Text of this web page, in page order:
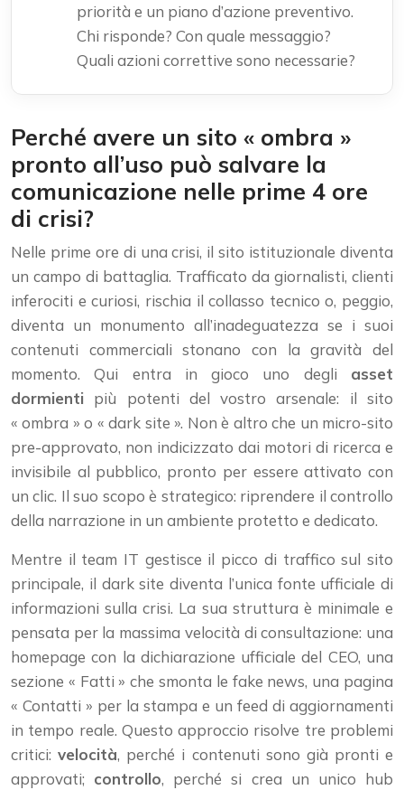
priorità e un piano d’azione preventivo.
Chi risponde? Con quale messaggio?
Quali azioni correttive sono necessarie?
Perché avere un sito « ombra »
pronto all’uso può salvare la
comunicazione nelle prime 4 ore
di crisi?
Nelle prime ore di una crisi, il sito istituzionale diventa
un campo di battaglia. Trafficato da giornalisti, clienti
inferociti e curiosi, rischia il collasso tecnico o, peggio,
diventa un monumento all’inadeguatezza se i suoi
contenuti commerciali stonano con la gravità del
momento. Qui entra in gioco uno degli asset
dormienti più potenti del vostro arsenale: il sito
« ombra » o « dark site ». Non è altro che un micro-sito
pre-approvato, non indicizzato dai motori di ricerca e
invisibile al pubblico, pronto per essere attivato con
un clic. Il suo scopo è strategico: riprendere il controllo
della narrazione in un ambiente protetto e dedicato.
Mentre il team IT gestisce il picco di traffico sul sito
principale, il dark site diventa l’unica fonte ufficiale di
informazioni sulla crisi. La sua struttura è minimale e
pensata per la massima velocità di consultazione: una
homepage con la dichiarazione ufficiale del CEO, una
sezione « Fatti » che smonta le fake news, una pagina
« Contatti » per la stampa e un feed di aggiornamenti
in tempo reale. Questo approccio risolve tre problemi
critici:velocità, perché i contenuti sono già pronti e
approvati; controllo, perché si crea un unico hub